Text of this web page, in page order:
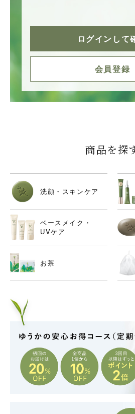
ログインして
会員登録
商品を探
洗顔・スキンケア
ベースメイク・
UVケア
お茶